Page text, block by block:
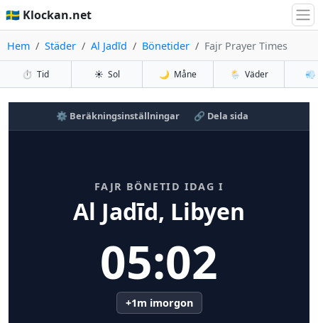
🇸🇪 Klockan.net
Hem Städer Al Jadīd Bönetider Fajr Prayer Times
⏱️ Tid ☀️ Sol 🌙 Måne 🌦️ Väder 💨
⚙️ Beräkningsinställningar 🔗 Dela sida
FAJR BÖNETID IDAG I
Al Jadīd, Libyen
05:02
+1m imorgon